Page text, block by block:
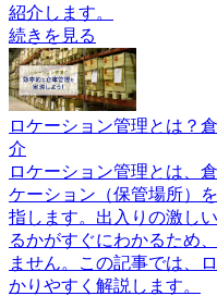
紹介します。
続きを見る
ロケーション管理とは？
介
ロケーション管理とは、
ケーション（保管場所）
指します。出入りの激し
るかがすぐにわかるため
ません。この記事では、
かりやすく解説します。